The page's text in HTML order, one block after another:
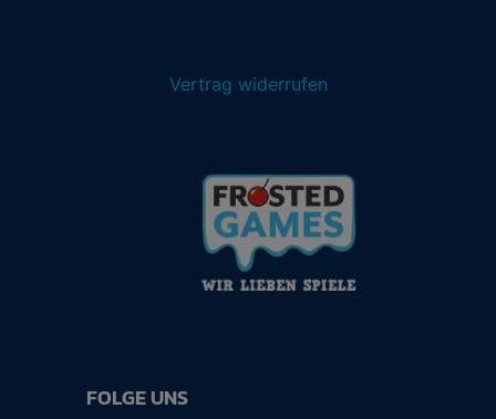
Vertrag widerrufen
FOLGE UNS